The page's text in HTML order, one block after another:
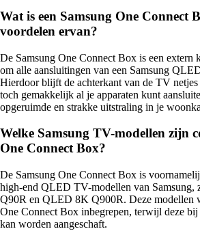
Wat is een Samsung One Connect
voordelen ervan?
De Samsung One Connect Box is een extern
om alle aansluitingen van een Samsung
Hierdoor blijft de achterkant van de TV
toch gemakkelijk al je apparaten kunt
opgeruimde en strakke uitstraling in je
Welke Samsung TV-modellen zijn
One Connect Box?
De Samsung One Connect Box is
high-end QLED TV-modellen van Samsung,
Q90R en QLED 8K Q900R. Deze modellen
One Connect Box inbegrepen, terwijl deze bij
kan worden aangeschaft.